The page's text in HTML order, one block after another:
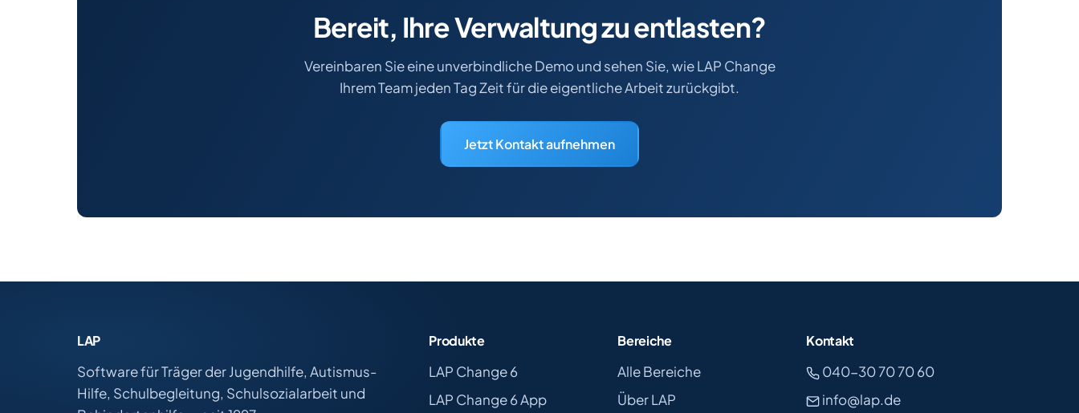
Bereit, Ihre Verwaltung zu entlasten?
Vereinbaren Sie eine unverbindliche Demo und sehen Sie, wie LAP Change
Ihrem Team jeden Tag Zeit für die eigentliche Arbeit zurückgibt.
Jetzt Kontakt aufnehmen
LAP
Software für Träger der Jugendhilfe, Autismus-
Hilfe, Schulbegleitung, Schulsozialarbeit und
Produkte
LAP Change 6
LAP Change 6 App
Bereiche
Alle Bereiche
Über LAP
Kontakt
040-30 70 70 60
info@lap.de